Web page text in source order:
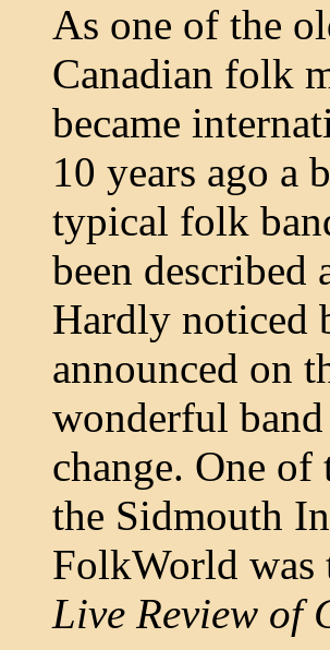
As one of the
Canadian folk
became
10 years ago a
typical folk
been described
Hardly noticed
announced on
wonderful
change. One
the Sidmouth
FolkWorld was
Live Review of